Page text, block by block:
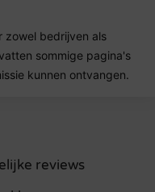
zowel bedrijven als
sommige pagina's
kunnen ontvangen.
reviews